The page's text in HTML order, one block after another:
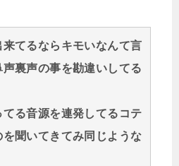
てるならキモいなんて言
裏声の事を勘違いしてる
る音源を連発してるコテ
聞いてきてみ同じような